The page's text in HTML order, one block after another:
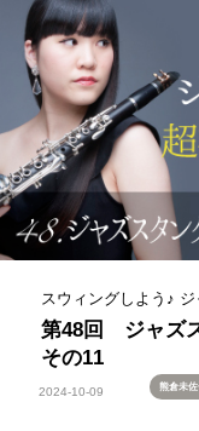
スウィングしよう♪
第48回 ジャズ
その11
2024-10-09 熊倉未